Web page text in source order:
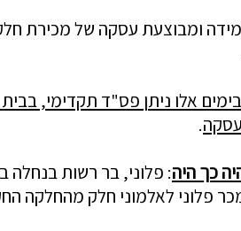
ומבוצעת עסקה של מכירת
בימים אלו ניתן פס"ד תקדימי,
.
כך היה: פלוני, בר רשות בנחלה
פלוני לאלמוני חלק מהחלקה